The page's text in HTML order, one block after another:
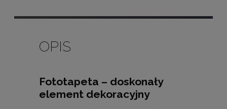
OPIS
Fototapeta – doskonały
element dekoracyjny